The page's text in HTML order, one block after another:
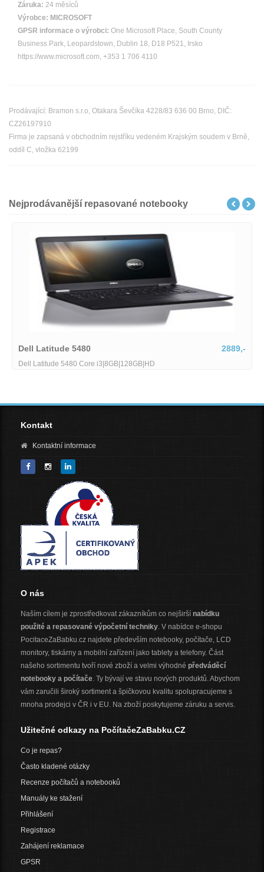
Záruka: 24 měsíců
Výrobce: MICROSOFT
GPSR informace o výrobci: One Microsoft Place, South County
Business Park, Leopardstown, Dublin 18, D18 P521, Irsko
https://www.microsoft.com, +353 1 706 4110
Prodávající: Bramon s.r.o, Otakara Ševčíka 4228/83 636 00 Brno, DIČ:
CZ26197910
Firma je zapsaná v obchodním rejstříku vedeném Krajským soudem v Brně,
oddíl C, vložka 62199
Nejprodávanější repasované notebooky
Dell Latitude 5480 2889,-
Dell Latitude 5480 Core i3|8GB|128GB|HD
Kontakt
Kontaktní informace
O nás
Naším cílem je zprostředkovat zákazníkům co nejširší nabídku
použité a repasované výpočetní techniky. V nabídce e-shopu
PocitaceZaBabku.cz najdete především notebooky, počítače, LCD
monitory, tiskárny a mobilní zařízení jako tablety a telefony. Část
našeho sortimentu tvoří nové zboží a velmi výhodné předváděcí
notebooky a počítače. Ty bývají ve stavu nových produktů. Abychom
vám zaručili široký sortiment a špičkovou kvalitu spolupracujeme s
mnoha prodejci v ČR i v EU. Na zboží poskytujeme záruku a servis.
Užitečné odkazy na PočítačeZaBabku.CZ
Co je repas?
Často kladené otázky
Recenze počítačů a notebooků
Manuály ke stažení
Přihlášení
Registrace
Zahájení reklamace
GPSR